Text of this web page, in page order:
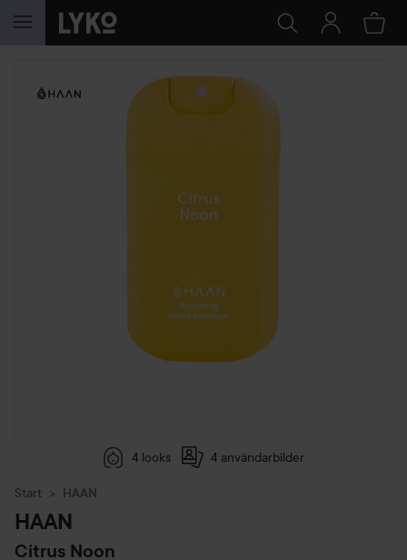
HOPPA TILL INNEHÅLLET
4 looks 4 användarbilder
Start HAAN
HAAN
Citrus Noon